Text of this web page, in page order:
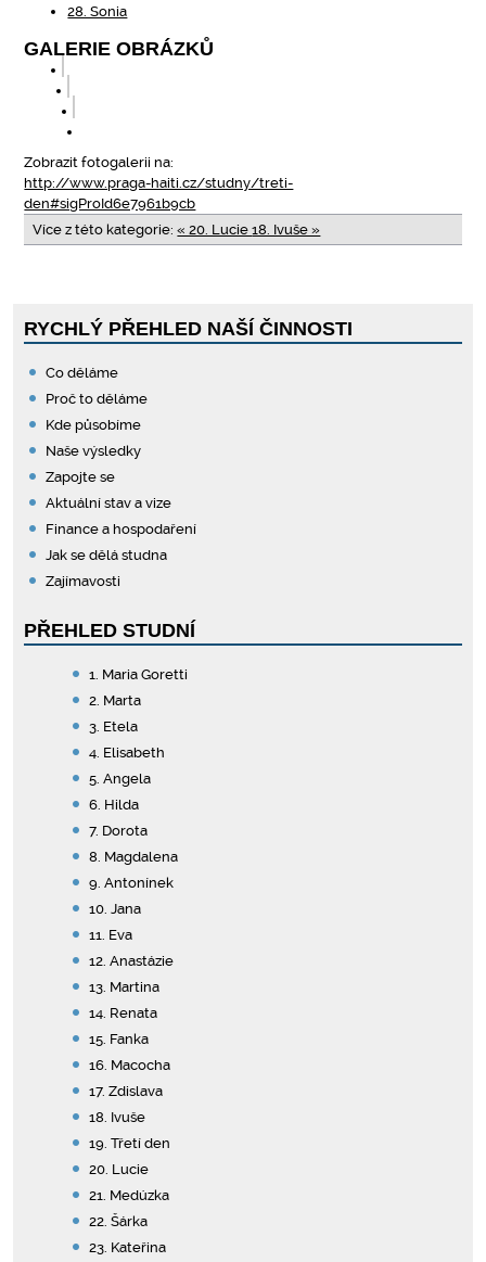
28. Sonia
GALERIE OBRÁZKŮ
Zobrazit fotogalerii na:
http://www.praga-haiti.cz/studny/treti-
den#sigProId6e7961b9cb
Více z této kategorie: « 20. Lucie18. Ivuše »
RYCHLÝ PŘEHLED NAŠÍ ČINNOSTI
Co děláme
Proč to děláme
Kde působíme
Naše výsledky
Zapojte se
Aktuální stav a vize
Finance a hospodaření
Jak se dělá studna
Zajímavosti
PŘEHLED STUDNÍ
1. Maria Goretti
2. Marta
3. Etela
4. Elisabeth
5. Angela
6. Hilda
7. Dorota
8. Magdalena
9. Antonínek
10. Jana
11. Eva
12. Anastázie
13. Martina
14. Renata
15. Fanka
16. Macocha
17. Zdislava
18. Ivuše
19. Třetí den
20. Lucie
21. Medúzka
22. Šárka
23. Kateřina